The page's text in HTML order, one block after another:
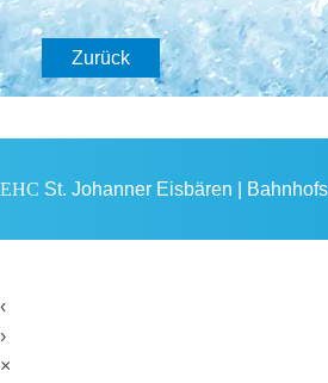
Zurück
EHC St. Johanner Eisbären |
‹
›
×